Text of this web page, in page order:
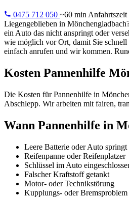
0475 712 050 ~60 min Anfahrtszeit
Liegengeblieben in
ein Auto das nicht anspringt oder
wie möglich vor Ort, damit Sie
einfach anrufen und wir kommen.
Kosten Pannenhilfe
Die Kosten für Pannenhilfe in
Abschlepp. Wir arbeiten mit fairen,
Wann Pannenhilfe in
Leere Batterie oder Auto springt
Reifenpanne oder Reifenplatzer
Schlüssel im Auto
Falscher Kraftstoff getankt
Motor- oder Technikstörung
Kupplungs- oder Bremsproblem